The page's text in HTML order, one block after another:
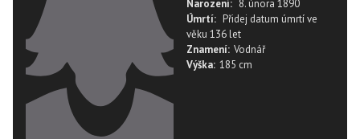
Narození: 8. února 1890
Úmrtí: Přidej datum úmrtíve
věku 136 let
Znamení: Vodnář
Výška: 185 cm